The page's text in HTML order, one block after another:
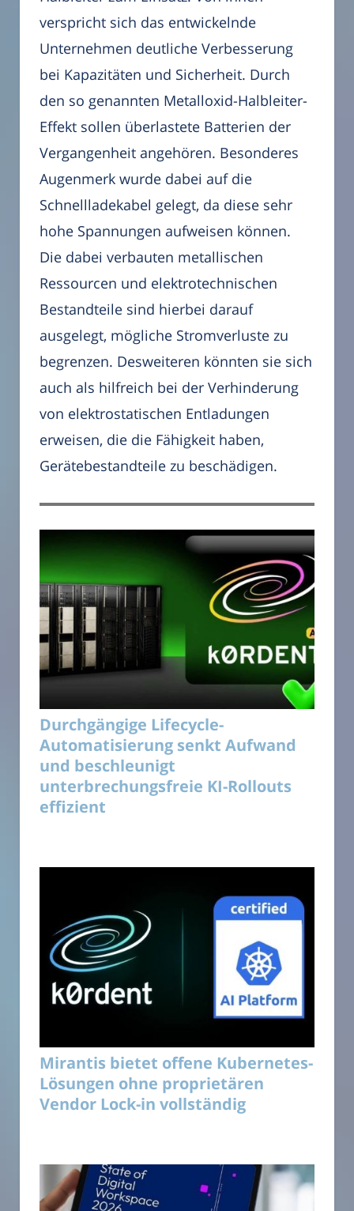
verspricht sich das entwickelnde
Unternehmen deutliche Verbesserung
bei Kapazitäten und Sicherheit. Durch
den so genannten Metalloxid-Halbleiter-
Effekt sollen überlastete Batterien der
Vergangenheit angehören. Besonderes
Augenmerk wurde dabei auf die
Schnellladekabel gelegt, da diese sehr
hohe Spannungen aufweisen können.
Die dabei verbauten metallischen
Ressourcen und elektrotechnischen
Bestandteile sind hierbei darauf
ausgelegt, mögliche Stromverluste zu
begrenzen. Desweiteren könnten sie sich
auch als hilfreich bei der Verhinderung
von elektrostatischen Entladungen
erweisen, die die Fähigkeit haben,
Gerätebestandteile zu beschädigen.
Durchgängige Lifecycle-
Automatisierung senkt Aufwand
und beschleunigt
unterbrechungsfreie KI-Rollouts
effizient
Mirantis bietet offene Kubernetes-
Lösungen ohne proprietären
Vendor Lock-in vollständig